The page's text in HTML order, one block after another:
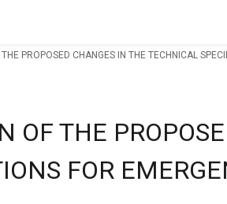
PROPOSED CHANGES IN THE TECHNICAL
OF THE
FOR